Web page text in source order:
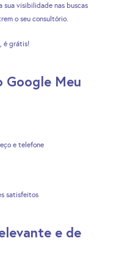
sua visibilidade nas buscas
o seu consultório.
é grátis!
Google Meu
e telefone
satisfeitos
e de